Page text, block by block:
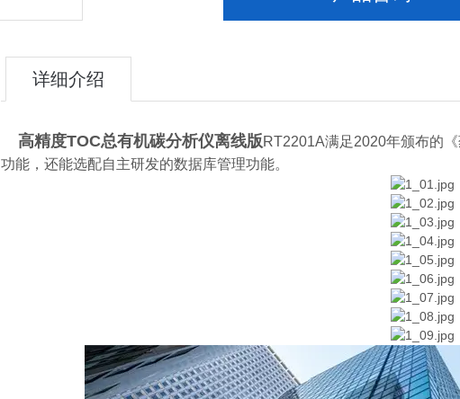
详细介绍
高精度TOC总有机碳分析仪离线版RT2201A满足2020年颁布的
功能，还能选配自主研发的数据库管理功能。